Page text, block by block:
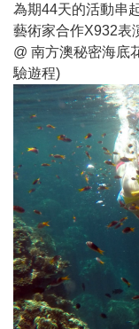
為期44天的活動串
藝術家合作X932表
@ 南方澳秘密海底
驗遊程)